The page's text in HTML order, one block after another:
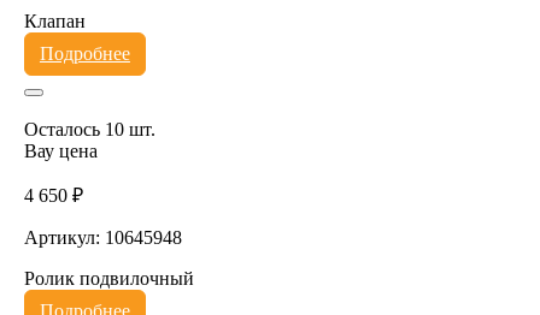
Клапан
Подробнее
Осталось 10 шт.
Вау цена
4 650 ₽
Артикул: 10645948
Ролик подвилочный
Подробнее